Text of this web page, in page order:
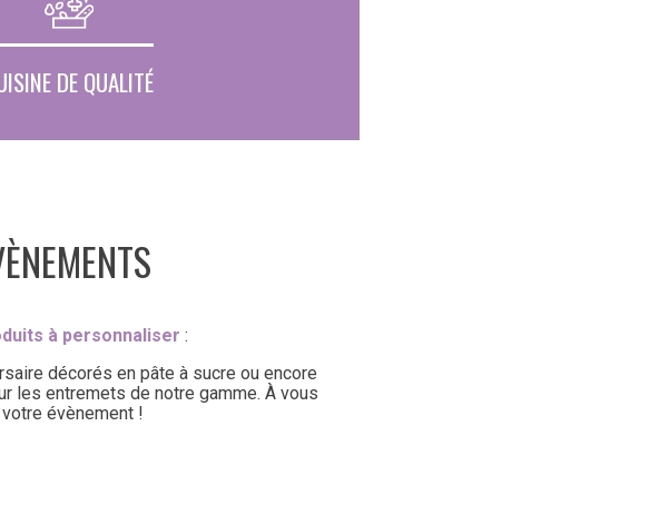
DE QUALITÉ
à personnaliser :
décorés en pâte à sucre ou encore
les entremets de notre gamme. À vous
évènement !